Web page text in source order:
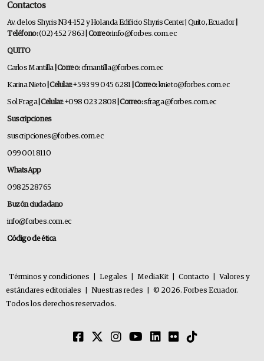
Contactos
Av. de los Shyris N34-152 y Holanda Edificio Shyris Center | Quito, Ecuador
Teléfono:(02) 452 7863 | Correo:info@forbes.com.ec
QUITO
Carlos Mantilla | Correo:cfmantilla@forbes.com.ec
Karina Nieto | Celular:+593 99 045 6281 | Correo:knieto@forbes.com.ec
Sol Fraga| Celular:+098 023 2808 | Correo:sfraga@forbes.com.ec
Suscripciones
suscripciones@forbes.com.ec
099 001 8110
WhatsApp
0982528765
Buzón ciudadano
info@forbes.com.ec
Código de ética
Términos y condiciones Legales MediaKit Contacto
Valores y
estándares editoriales
Nuestras redes
© 2026. Forbes Ecuador.
Todos los derechos reservados.